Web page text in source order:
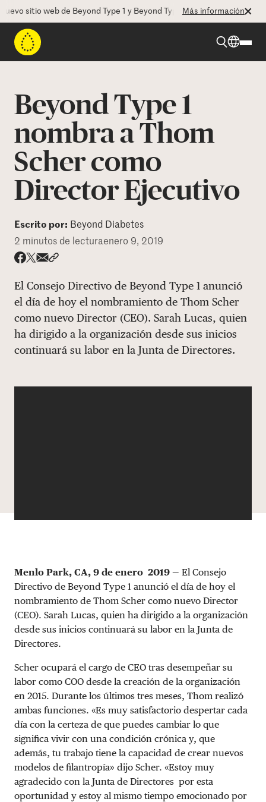
sitio web de Beyond Type 1 y Beyond Type 2! La CEO Deborah
Más información
Beyond Type 2
Recursos
Programas
Quienes somos
DONAR
Beyond Type 1
nombra a Thom
Scher como
Director Ejecutivo
Escrito por: Beyond Diabetes
2 minutos de lecturaenero 9, 2019
El Consejo Directivo de Beyond Type 1 anunció
el día de hoy el nombramiento de Thom Scher
como nuevo Director (CEO). Sarah Lucas, quien
ha dirigido a la organización desde sus inicios
continuará su labor en la Junta de Directores.
Menlo Park, CA, 9 de enero 2019 — El Consejo
Directivo de Beyond Type 1 anunció el día de hoy el
nombramiento de Thom Scher como nuevo Director
(CEO). Sarah Lucas, quien ha dirigido a la organización
desde sus inicios continuará su labor en la Junta de
Directores.
Scher ocupará el cargo de CEO tras desempeñar su
labor como COO desde la creación de la organización
en 2015. Durante los últimos tres meses, Thom realizó
ambas funciones. «Es muy satisfactorio despertar cada
día con la certeza de que puedes cambiar lo que
significa vivir con una condición crónica y, que
además, tu trabajo tiene la capacidad de crear nuevos
modelos de filantropía» dijo Scher. «Estoy muy
agradecido con la Junta de Directores por esta
oportunidad y estoy al mismo tiempo emocionado por